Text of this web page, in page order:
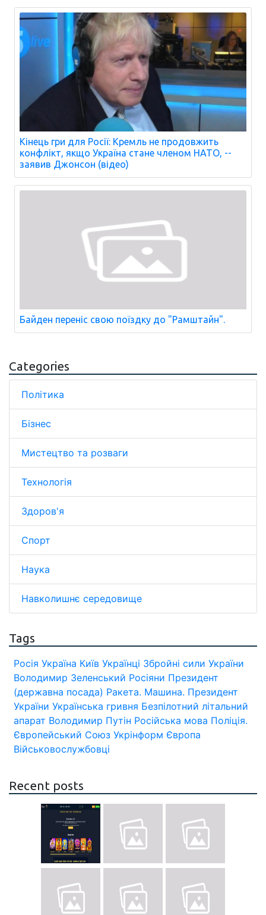
Кінець гри для Росії: Кремль не продовжить
конфлікт, якщо Україна стане членом НАТО, --
заявив Джонсон (відео)
Байден переніс свою поїздку до "Рамштайн".
Categories
Політика
Бізнес
Мистецтво та розваги
Технологія
Здоров'я
Спорт
Наука
Навколишнє середовище
Tags
Росія Україна Київ Українці Збройні сили України
Володимир Зеленський Росіяни Президент
(державна посада) Ракета. Машина. Президент
України Українська гривня Безпілотний літальний
апарат Володимир Путін Російська мова Поліція.
Європейський Союз Укрінформ Європа
Військовослужбовці
Recent posts